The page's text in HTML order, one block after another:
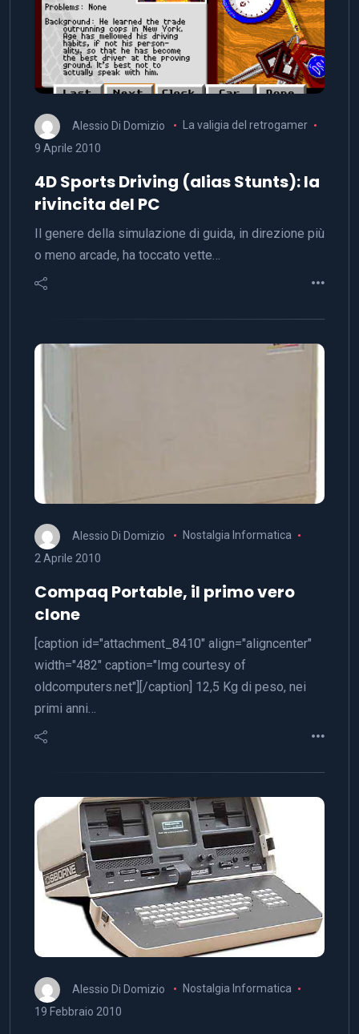
Alessio Di Domizio
La valigia del retrogamer
9 Aprile 2010
4D Sports Driving (alias Stunts): la
rivincita del PC
Il genere della simulazione di guida, in direzione più
o meno arcade, ha toccato vette…
Alessio Di Domizio
Nostalgia Informatica
2 Aprile 2010
Compaq Portable, il primo vero
clone
[caption id="attachment_8410" align="aligncenter"
width="482" caption="Img courtesy of
oldcomputers.net"][/caption] 12,5 Kg di peso, nei
primi anni…
Alessio Di Domizio
Nostalgia Informatica
19 Febbraio 2010